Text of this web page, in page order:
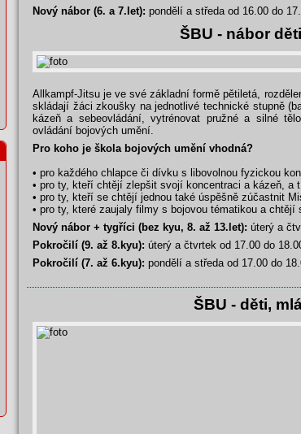
Nový nábor (6. a 7.let): pondělí a středa od 16.00 do
ŠBU - nábor
Allkampf-Jitsu je ve své základní formě pětiletá,
skládají žáci zkoušky na jednotlivé technické stupně
kázeň a sebeovládání, vytrénovat pružné a silné
ovládání bojových umění.
Pro koho je škola bojových umění vhodná?
• pro každého chlapce či dívku s libovolnou fyzickou
• pro ty, kteří chtějí zlepšit svojí koncentraci a kázeň, a
• pro ty, kteří se chtějí jednou také úspěšně zúčastnit
• pro ty, které zaujaly filmy s bojovou tématikou a
Nový nábor + tygříci (bez kyu, 8. až 13.let): úterý a
Pokročilí (9. až 8.kyu): úterý a čtvrtek od 17.00 do
Pokročilí (7. až 6.kyu): pondělí a středa od 17.00 do
ŠBU - děti,